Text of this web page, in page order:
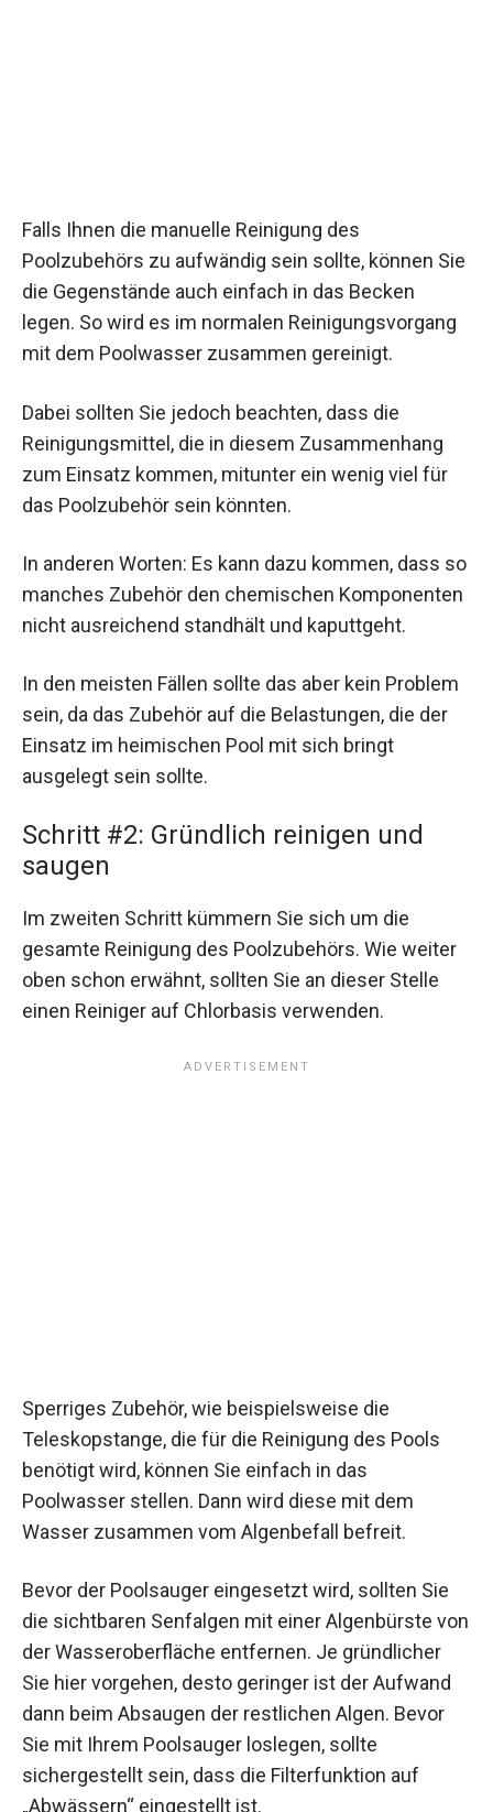
Falls Ihnen die manuelle Reinigung des
Poolzubehörs zu aufwändig sein sollte, können Sie
die Gegenstände auch einfach in das Becken
legen. So wird es im normalen Reinigungsvorgang
mit dem Poolwasser zusammen gereinigt.
Dabei sollten Sie jedoch beachten, dass die
Reinigungsmittel, die in diesem Zusammenhang
zum Einsatz kommen, mitunter ein wenig viel für
das Poolzubehör sein könnten.
In anderen Worten: Es kann dazu kommen, dass so
manches Zubehör den chemischen Komponenten
nicht ausreichend standhält und kaputtgeht.
In den meisten Fällen sollte das aber kein Problem
sein, da das Zubehör auf die Belastungen, die der
Einsatz im heimischen Pool mit sich bringt
ausgelegt sein sollte.
Schritt #2: Gründlich reinigen und
saugen
Im zweiten Schritt kümmern Sie sich um die
gesamte Reinigung des Poolzubehörs. Wie weiter
oben schon erwähnt, sollten Sie an dieser Stelle
einen Reiniger auf Chlorbasis verwenden.
Sperriges Zubehör, wie beispielsweise die
Teleskopstange, die für die Reinigung des Pools
benötigt wird, können Sie einfach in das
Poolwasser stellen. Dann wird diese mit dem
Wasser zusammen vom Algenbefall befreit.
Bevor der Poolsauger eingesetzt wird, sollten Sie
die sichtbaren Senfalgen mit einer Algenbürste von
der Wasseroberfläche entfernen. Je gründlicher
Sie hier vorgehen, desto geringer ist der Aufwand
dann beim Absaugen der restlichen Algen. Bevor
Sie mit Ihrem Poolsauger loslegen, sollte
sichergestellt sein, dass die Filterfunktion auf
„Abwässern“ eingestellt ist.